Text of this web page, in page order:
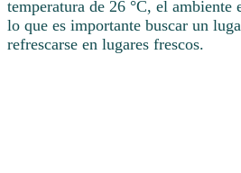
temperatura de 26 °C, el ambiente
lo que es importante buscar un
refrescarse en lugares frescos.